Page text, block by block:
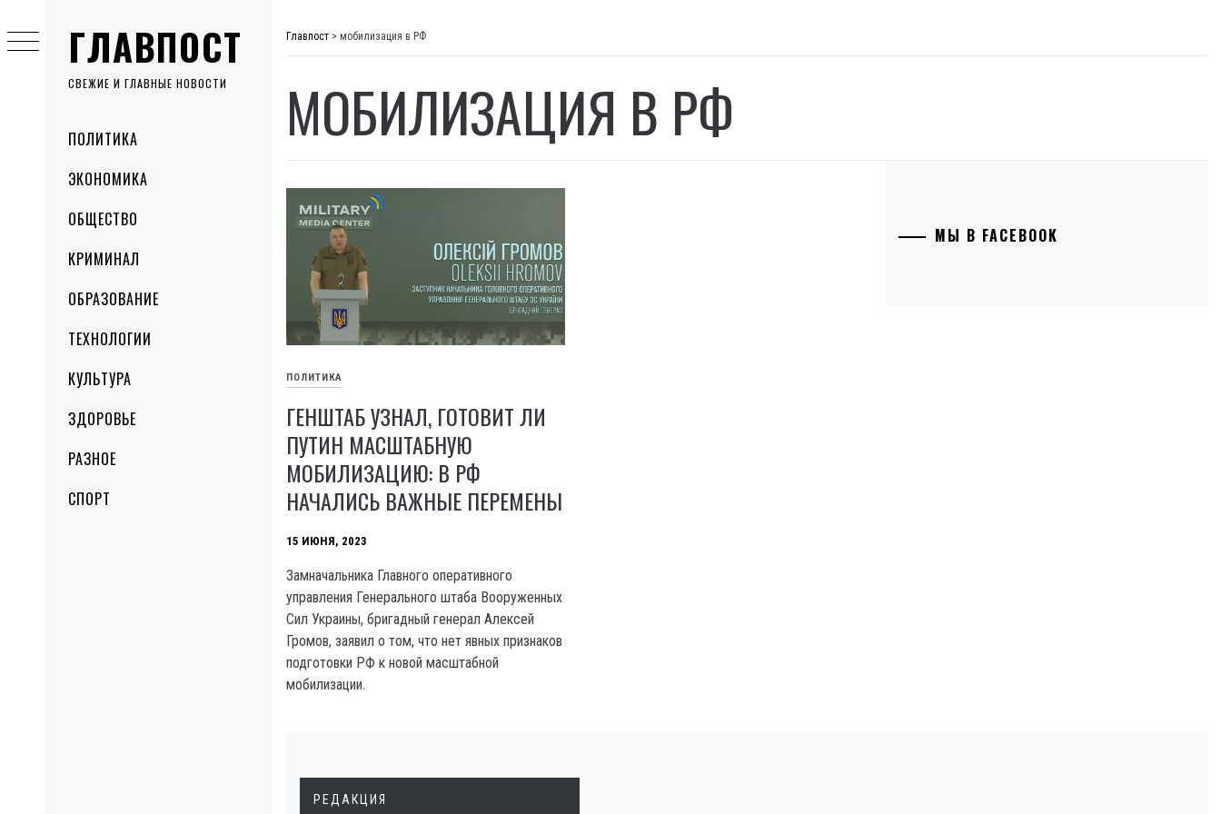
ГЛАВПОСТ
СВЕЖИЕ И ГЛАВНЫЕ НОВОСТИ
MenuПОЛИТИКА
ЭКОНОМИКА
ОБЩЕСТВО
КРИМИНАЛ
ОБРАЗОВАНИЕ
ТЕХНОЛОГИИ
КУЛЬТУРА
ЗДОРОВЬЕ
РАЗНОЕ
СПОРТ
to
content
Главпост > мобилизация в РФ
МОБИЛИЗАЦИЯ В РФ
ПОЛИТИКА
ГЕНШТАБ УЗНАЛ, ГОТОВИТ ЛИ
ПУТИН МАСШТАБНУЮ
МОБИЛИЗАЦИЮ: В РФ
НАЧАЛИСЬ ВАЖНЫЕ ПЕРЕМЕНЫ
15 ИЮНЯ, 2023
Замначальника Главного оперативного
управления Генерального штаба Вооруженных
Сил Украины, бригадный генерал Алексей
Громов, заявил о том, что нет явных признаков
подготовки РФ к новой масштабной
мобилизации.
МЫ В FACEBOOK
РЕДАКЦИЯ